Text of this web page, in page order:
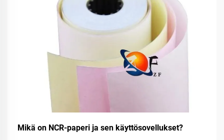
Mikä on NCR-paperi ja sen käyttösovellukset?